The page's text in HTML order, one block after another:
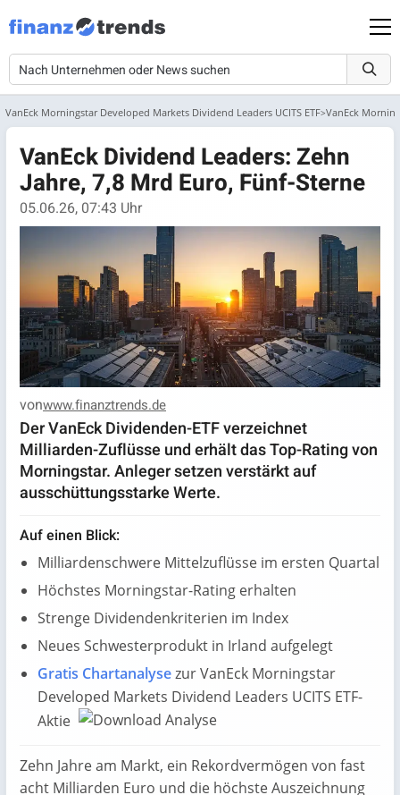
VanEck Morningstar Developed Markets Dividend Leaders UCITS ETF VanEck
VanEck Dividend Leaders: Zehn
Jahre, 7,8 Mrd Euro, Fünf-Sterne
05.06.26, 07:43 Uhr
vonwww.finanztrends.de
Der VanEck Dividenden-ETF verzeichnet
Milliarden-Zuflüsse und erhält das Top-Rating von
Morningstar. Anleger setzen verstärkt auf
ausschüttungsstarke Werte.
Auf einen Blick:
Milliardenschwere Mittelzuflüsse im ersten Quartal
Höchstes Morningstar-Rating erhalten
Strenge Dividendenkriterien im Index
Neues Schwesterprodukt in Irland aufgelegt
Gratis Chartanalysezur VanEck Morningstar
Developed Markets Dividend Leaders UCITS ETF-
Aktie
Zehn Jahre am Markt, ein Rekordvermögen von fast
acht Milliarden Euro und die höchste Auszeichnung